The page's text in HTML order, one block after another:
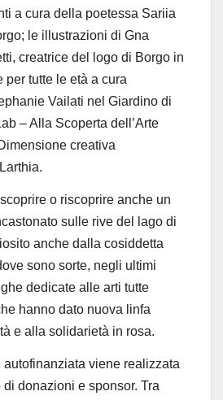
a cura della poetessa Sariia
le illustrazioni di Gna
, creatrice del logo di Borgo in
per tutte le età a cura
Vailati nel Giardino di
– Alla Scoperta dell’Arte
creativa
o riscoprire anche un
sulle rive del lago di
anche dalla cosiddetta
sono sorte, negli ultimi
dedicate alle arti tutte
hanno dato nuova linfa
e alla solidarietà in rosa.
autofinanziata viene realizzata
donazioni e sponsor. Tra